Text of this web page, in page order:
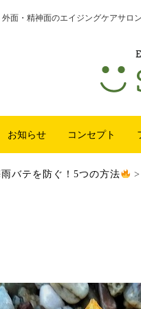
面・精神面のエイジングケアサロ
お知らせ コンセプト
バテを防ぐ！5つの方法